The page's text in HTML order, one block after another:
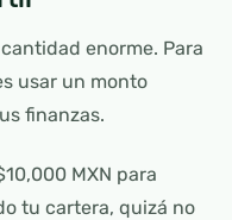
enorme. Para
usar un monto
finanzas.
MXN para
tu cartera, quizá no